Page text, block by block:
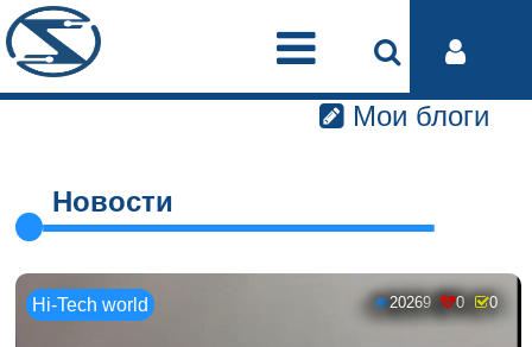
Мои блоги
Новости
Hi-Tech world 20269 0 0